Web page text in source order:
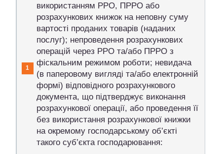
використанням РРО, ПРРО або
розрахункових книжок на неповну суму
вартості проданих товарів (наданих
послуг); непроведення розрахункових
операцій через РРО та/або ПРРО з
фіскальним режимом роботи; невидача
(в паперовому вигляді та/або електронній
формі) відповідного розрахункового
документа, що підтверджує виконання
розрахункової операції, або проведення її
без використання розрахункової книжки
на окремому господарському об’єкті
такого суб’єкта господарювання: